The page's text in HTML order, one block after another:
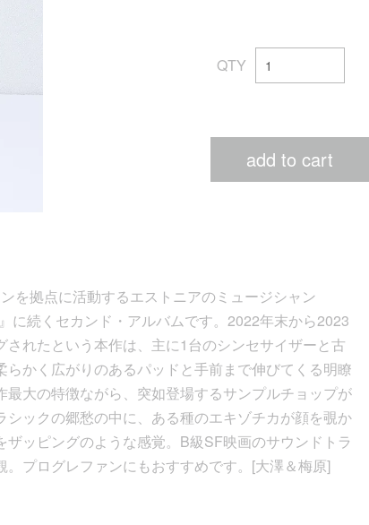
QTY
add to cart
を拠点に活動するエストニアのミュージシャン
に続くセカンド・アルバムです。2022年末から2023
れたという本作は、主に1台のシンセサイザーと古
かく広がりのあるパッドと手前まで伸びてくる明瞭
大の特徴ながら、突如登場するサンプルチョップが
ックの郷愁の中に、ある種のエキゾチカが顔を覗か
ッピングのような感覚。B級SF映画のサウンドトラ
プログレファンにもおすすめです。[大澤＆梅原]